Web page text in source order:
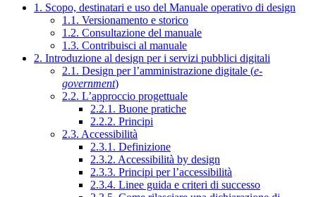
1. Scopo, destinatari e uso del Manuale operativo di design
1.1. Versionamento e storico
1.2. Consultazione del manuale
1.3. Contribuisci al manuale
2. Introduzione al design per i servizi pubblici digitali
2.1. Design per l’amministrazione digitale (e-
government)
2.2. L’approccio progettuale
2.2.1. Buone pratiche
2.2.2. Principi
2.3. Accessibilità
2.3.1. Definizione
2.3.2. Accessibilità by design
2.3.3. Principi per l’accessibilità
2.3.4. Linee guida e criteri di successo